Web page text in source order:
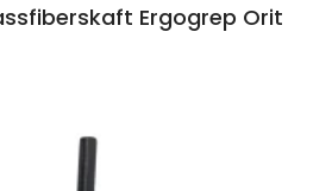
Ergogrep Orit